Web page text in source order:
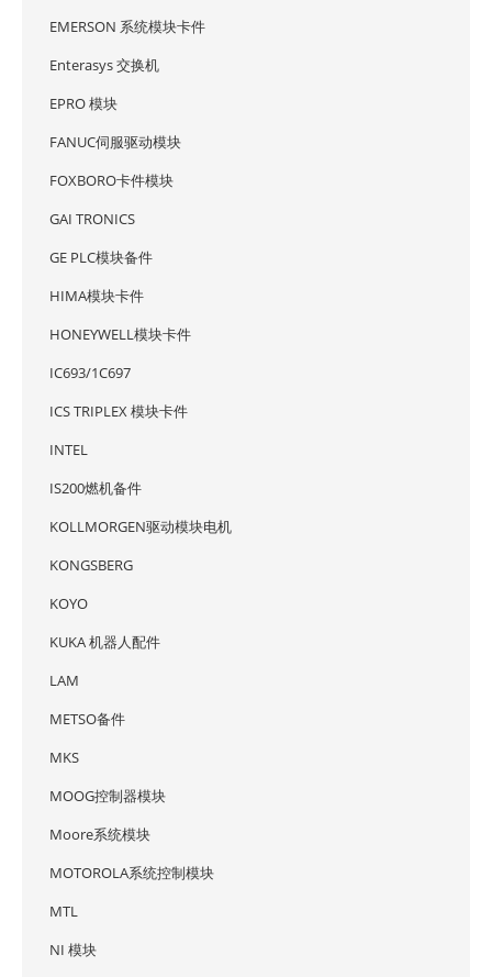
EMERSON 系统模块卡件
Enterasys 交换机
EPRO 模块
FANUC伺服驱动模块
FOXBORO卡件模块
GAI TRONICS
GE PLC模块备件
HIMA模块卡件
HONEYWELL模块卡件
IC693/1C697
ICS TRIPLEX 模块卡件
INTEL
IS200燃机备件
KOLLMORGEN驱动模块电机
KONGSBERG
KOYO
KUKA 机器人配件
LAM
METSO备件
MKS
MOOG控制器模块
Moore系统模块
MOTOROLA系统控制模块
MTL
NI 模块